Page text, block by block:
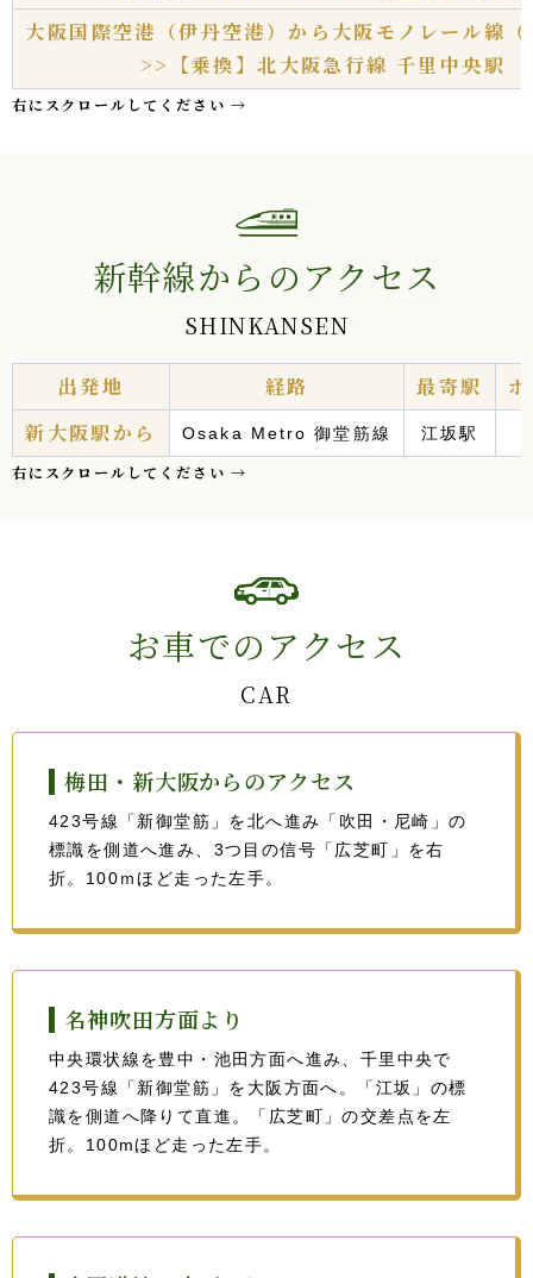
大阪国際空港（伊丹空港）から大阪モノレール線
>>【乗換】北大阪急行線 千里中央駅
新幹線からのアクセス
SHINKANSEN
出発地 経路 最寄駅
新大阪駅から
Osaka Metro 御堂筋線 江坂駅
お車でのアクセス
CAR
梅田・新大阪からのアクセス
423号線「新御堂筋」を北へ進み「吹田・尼崎」の
標識を側道へ進み、3つ目の信号「広芝町」を右
折。100ｍほど走った左手。
名神吹田方面より
中央環状線を豊中・池田方面へ進み、千里中央で
423号線「新御堂筋」を大阪方面へ。「江坂」の標
識を側道へ降りて直進。「広芝町」の交差点を左
折。100mほど走った左手。